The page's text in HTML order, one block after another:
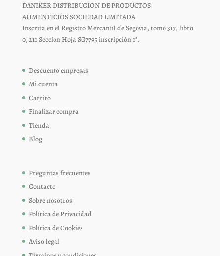
DANIKER DISTRIBUCION DE PRODUCTOS
ALIMENTICIOS SOCIEDAD LIMITADA
Inscrita en el Registro Mercantil de Segovia, tomo 317, libro
0, 211 Sección Hoja SG7795 inscripción 1ª.
Descuento empresas
Mi cuenta
Carrito
Finalizar compra
Tienda
Blog
Preguntas frecuentes
Contacto
Sobre nosotros
Política de Privacidad
Política de Cookies
Aviso legal